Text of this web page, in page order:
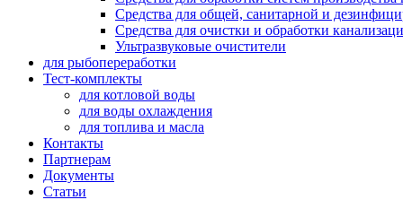
Средства для общей, санитарной и
Средства для очистки и обработки
Ультразвуковые очистители
для рыбопереработки
Тест-комплекты
для котловой воды
для воды охлаждения
для топлива и масла
Контакты
Партнерам
Документы
Статьи